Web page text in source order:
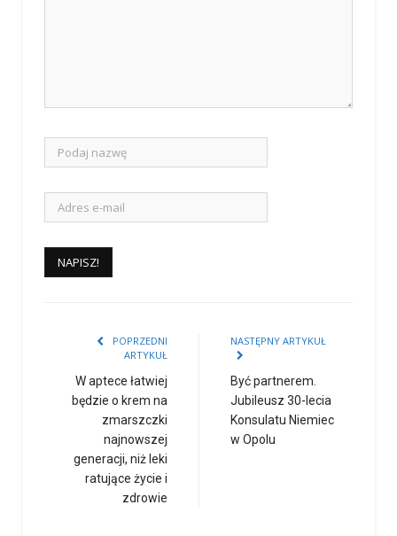
POPRZEDNI
ARTYKUŁ
W aptece łatwiej
będzie o krem na
zmarszczki
najnowszej
generacji, niż leki
ratujące życie i
zdrowie
NASTĘPNY ARTYKUŁ
Być partnerem.
Jubileusz 30-lecia
Konsulatu Niemiec
w Opolu